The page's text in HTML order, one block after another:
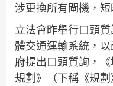
涉更換所有閘機，短
立法會昨舉行口頭
體交通運輸系統，
府提出口頭質詢，
規劃》（下稱《規